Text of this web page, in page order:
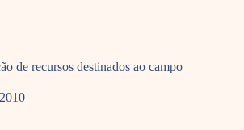
de recursos destinados ao campo